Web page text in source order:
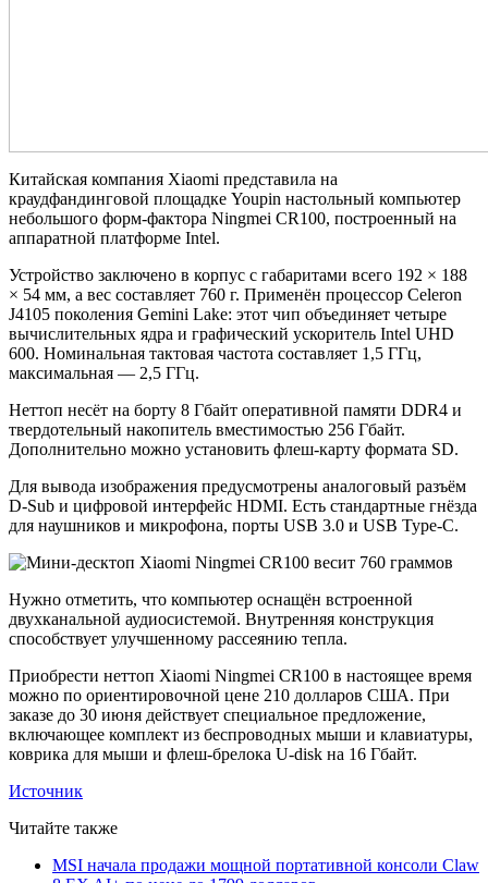
Китайская компания Xiaomi представила на
краудфандинговой площадке Youpin настольный компьютер
небольшого форм-фактора Ningmei CR100, построенный на
аппаратной платформе Intel.
Устройство заключено в корпус с габаритами всего 192 × 188
× 54 мм, а вес составляет 760 г. Применён процессор Celeron
J4105 поколения Gemini Lake: этот чип объединяет четыре
вычислительных ядра и графический ускоритель Intel UHD
600. Номинальная тактовая частота составляет 1,5 ГГц,
максимальная — 2,5 ГГц.
Неттоп несёт на борту 8 Гбайт оперативной памяти DDR4 и
твердотельный накопитель вместимостью 256 Гбайт.
Дополнительно можно установить флеш-карту формата SD.
Для вывода изображения предусмотрены аналоговый разъём
D-Sub и цифровой интерфейс HDMI. Есть стандартные гнёзда
для наушников и микрофона, порты USB 3.0 и USB Type-C.
Нужно отметить, что компьютер оснащён встроенной
двухканальной аудиосистемой. Внутренняя конструкция
способствует улучшенному рассеянию тепла.
Приобрести неттоп Xiaomi Ningmei CR100 в настоящее время
можно по ориентировочной цене 210 долларов США. При
заказе до 30 июня действует специальное предложение,
включающее комплект из беспроводных мыши и клавиатуры,
коврика для мыши и флеш-брелока U-disk на 16 Гбайт.
Источник
Читайте также
MSI начала продажи мощной портативной консоли Claw